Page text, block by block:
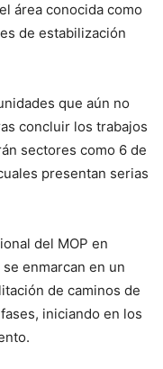
área conocida como
de estabilización
que aún no
concluir los trabajos
sectores como 6 de
presentan serias
del MOP en
enmarcan en un
de caminos de
iniciando en los